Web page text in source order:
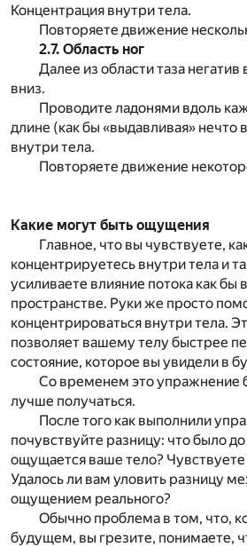
Концентрация внутри тела.
Повторяете движение
2.7. Область ног
Далее из области таза
вниз.
Проводите ладонями вдоль
длине (как бы «выдавливая» нечто
внутри тела.
Повторяете движение
Какие могут быть ощущения
Главное, что вы чувствуете,
концентрируетесь внутри тела и
усиливаете влияние потока как
пространстве. Руки же просто
концентрироваться внутри тела.
позволяет вашему телу быстрее
состояние, которое вы увидели в
Со временем это упражнение
лучше получаться.
После того как выполнили
почувствуйте разницу: что было до
ощущается ваше тело?
Удалось ли вам уловить разницу
ощущением реального?
Обычно проблема в том, что,
будущем, вы грезите, понимаете,